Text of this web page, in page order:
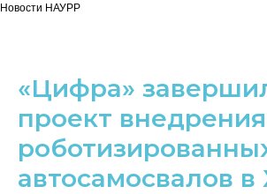
Новости НАУРР
«Цифра»
проект внедрения
автосамосвалов в